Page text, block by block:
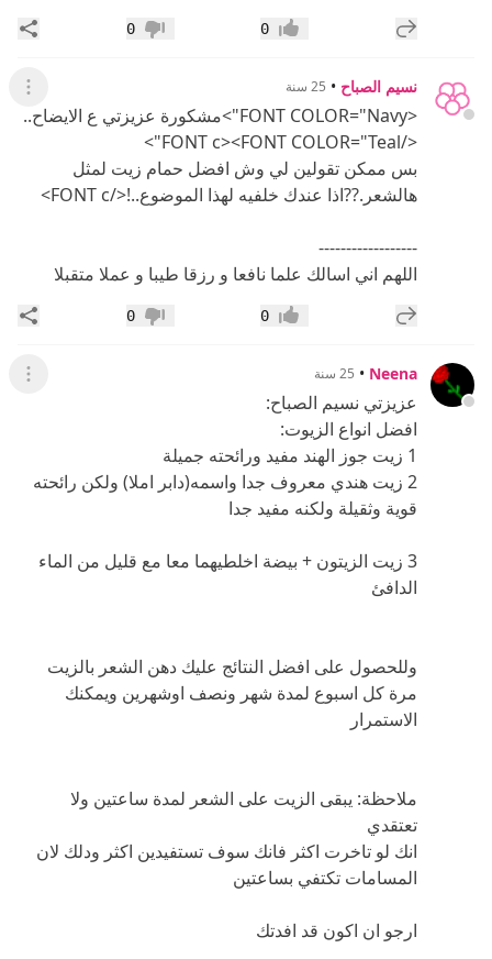
إضافة رد جديد إعجاب0 عدم إعجاب
0
نسيم الصباح • 25 سنة عرض
<FONT COLOR="Navy">مشكورة عزيزتي ع الايضاح..
</FONT c><FONT COLOR="Teal">
بس ممكن تقولين لي وش افضل حمام زيت لمثل
هالشعر.??اذا عندك خلفيه لهذا الموضوع..!</FONT c>
------------------
اللهم اني اسالك علما نافعا و رزقا طيبا و عملا متقبلا
إضافة رد جديد إعجاب0 عدم إعجاب
0
Neena
• 25 سنة عرض
عزيزتي نسيم الصباح:
افضل انواع الزيوت:
1 زيت جوز الهند مفيد ورائحته جميلة
2 زيت هندي معروف جدا واسمه(دابر املا) ولكن رائحته
قوية وثقيلة ولكنه مفيد جدا
3 زيت الزيتون + بيضة اخلطيهما معا مع قليل من الماء
الدافئ
وللحصول على افضل النتائج عليك دهن الشعر بالزيت
مرة كل اسبوع لمدة شهر ونصف اوشهرين ويمكنك
الاستمرار
ملاحظة: يبقى الزيت على الشعر لمدة ساعتين ولا
تعتقدي
انك لو تاخرت اكثر فانك سوف تستفيدين اكثر ودلك لان
المسامات تكتفي بساعتين
ارجو ان اكون قد افدتك